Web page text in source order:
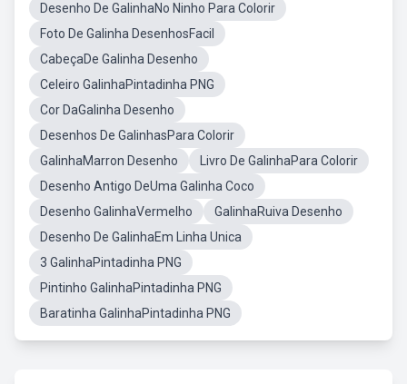
Desenho De GalinhaNo Ninho Para Colorir
Foto De Galinha DesenhosFacil
CabeçaDe Galinha Desenho
Celeiro GalinhaPintadinha PNG
Cor DaGalinha Desenho
Desenhos De GalinhasPara Colorir
GalinhaMarron Desenho
Livro De GalinhaPara Colorir
Desenho Antigo DeUma Galinha Coco
Desenho GalinhaVermelho
GalinhaRuiva Desenho
Desenho De GalinhaEm Linha Unica
3 GalinhaPintadinha PNG
Pintinho GalinhaPintadinha PNG
Baratinha GalinhaPintadinha PNG